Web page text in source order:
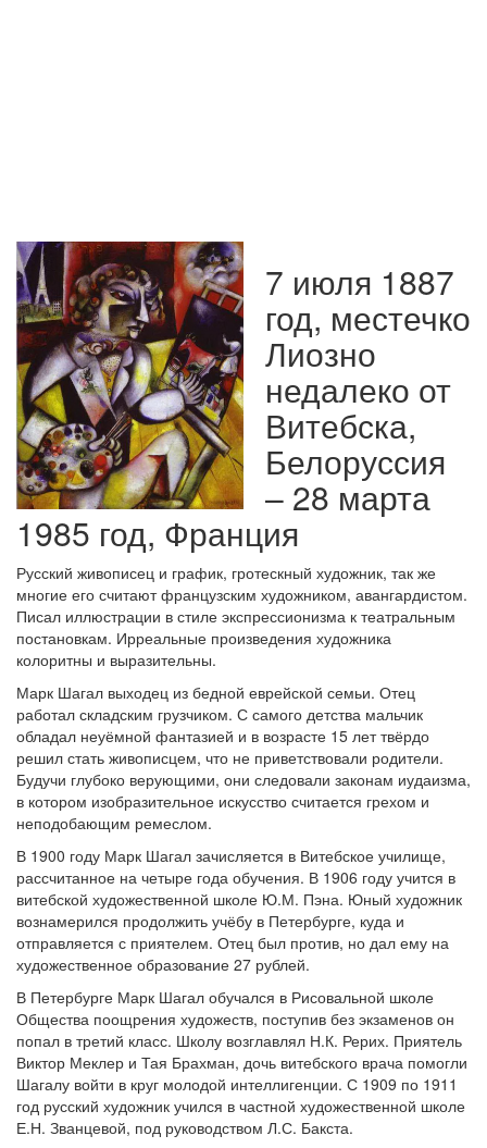
7 июля 1887
год, местечко
Лиозно
недалеко от
Витебска,
Белоруссия
– 28 марта
1985 год, Франция
Русский живописец и график, гротескный художник, так же
многие его считают французским художником, авангардистом.
Писал иллюстрации в стиле экспрессионизма к театральным
постановкам. Ирреальные произведения художника
колоритны и выразительны.
Марк Шагал выходец из бедной еврейской семьи. Отец
работал складским грузчиком. С самого детства мальчик
обладал неуёмной фантазией и в возрасте 15 лет твёрдо
решил стать живописцем, что не приветствовали родители.
Будучи глубоко верующими, они следовали законам иудаизма,
в котором изобразительное искусство считается грехом и
неподобающим ремеслом.
В 1900 году Марк Шагал зачисляется в Витебское училище,
рассчитанное на четыре года обучения. В 1906 году учится в
витебской художественной школе Ю.М. Пэна. Юный художник
вознамерился продолжить учёбу в Петербурге, куда и
отправляется с приятелем. Отец был против, но дал ему на
художественное образование 27 рублей.
В Петербурге Марк Шагал обучался в Рисовальной школе
Общества поощрения художеств, поступив без экзаменов он
попал в третий класс. Школу возглавлял Н.К. Рерих. Приятель
Виктор Меклер и Тая Брахман, дочь витебского врача помогли
Шагалу войти в круг молодой интеллигенции. С 1909 по 1911
год русский художник учился в частной художественной школе
Е.Н. Званцевой, под руководством Л.С. Бакста.